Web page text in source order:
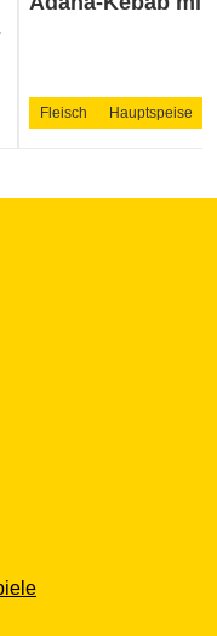
Fleisch Hauptspeise